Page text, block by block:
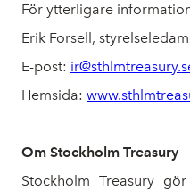
För ytterligare
Erik Forsell,
E-post:
Hemsida:
Om Stockholm Treasury
Stockholm Treasury